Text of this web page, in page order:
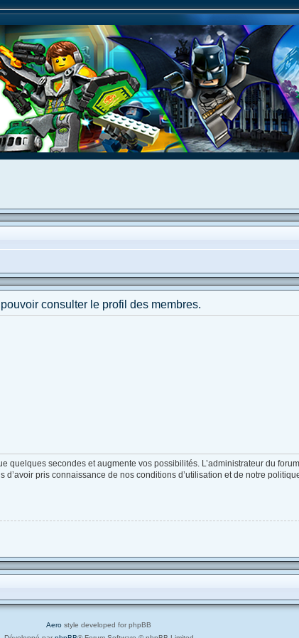
consulter le profil des membres.
quelques secondes et augmente vos possibilités. L’administrateur du
pris connaissance de nos conditions d’utilisation et de notre
Aero style developed for phpBB